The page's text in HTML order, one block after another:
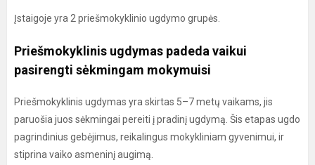
Įstaigoje yra 2 priešmokyklinio ugdymo grupės.
Priešmokyklinis ugdymas padeda vaikui
pasirengti sėkmingam mokymuisi
Priešmokyklinis ugdymas yra skirtas 5–7 metų vaikams, jis
paruošia juos sėkmingai pereiti į pradinį ugdymą. Šis etapas ugdo
pagrindinius gebėjimus, reikalingus mokykliniam gyvenimui, ir
stiprina vaiko asmeninį augimą.